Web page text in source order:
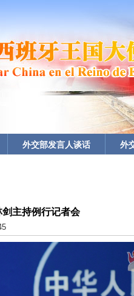
外交部发言人谈话 外
剑主持例行记者会